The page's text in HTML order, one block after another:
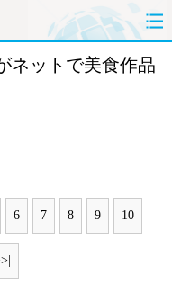
経済
ネットで美食作品
6 7 8 9 10